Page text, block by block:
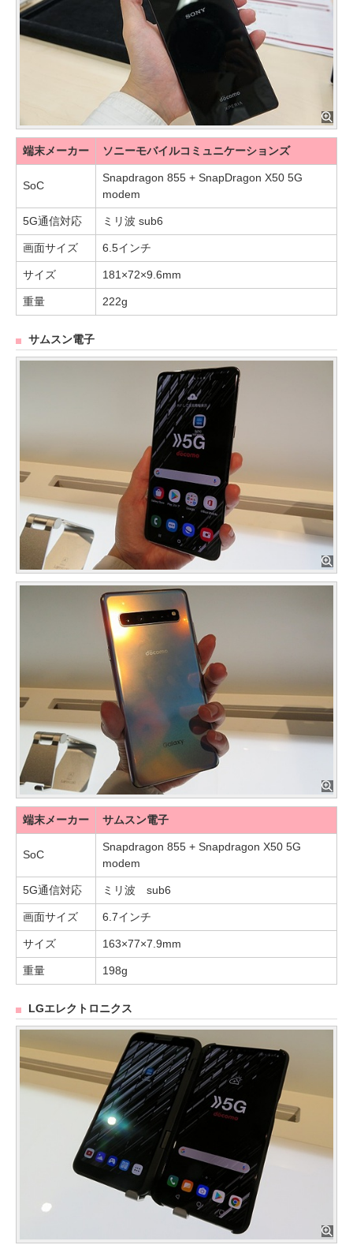
端末メーカー ソニーモバイルコミュニケーションズ
SoC
Snapdragon 855 + SnapDragon X50 5G
modem
5G通信対応 ミリ波 sub6
画面サイズ 6.5インチ
サイズ 181×72×9.6mm
重量 222g
サムスン電子
端末メーカー サムスン電子
SoC
Snapdragon 855 + Snapdragon X50 5G
modem
5G通信対応 ミリ波 sub6
画面サイズ 6.7インチ
サイズ 163×77×7.9mm
重量 198g
LGエレクトロニクス